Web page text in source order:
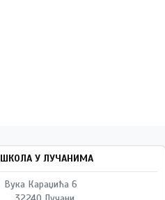
ШКОЛА У ЛУЧАНИМА
Вука Караџића 6